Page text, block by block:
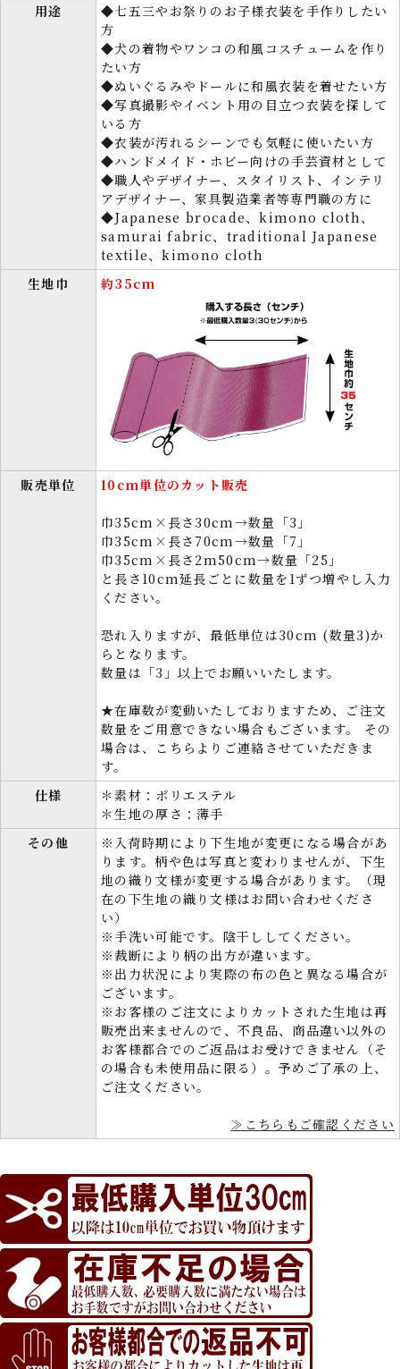
用途
◆七五三やお祭りのお子様衣装を手作りしたい
方
◆犬の着物やワンコの和風コスチュームを作り
たい方
◆ぬいぐるみやドールに和風衣装を着せたい方
◆写真撮影やイベント用の目立つ衣装を探して
いる方
◆衣装が汚れるシーンでも気軽に使いたい方
◆ハンドメイド・ホビー向けの手芸資材として
◆職人やデザイナー、スタイリスト、インテリ
アデザイナー、家具製造業者等専門職の方に
◆Japanese brocade、kimono cloth、
samurai fabric、traditional Japanese
textile、kimono cloth
生地巾
約35cm
販売単位 10cm単位のカット販売
巾35cm×長さ30cm→数量「3」
巾35cm×長さ70cm→数量「7」
巾35cm×長さ2m50cm→数量「25」
と長さ10cm延長ごとに数量を1ずつ増やし入力
ください。
恐れ入りますが、最低単位は30cm (数量3)か
らとなります。
数量は「3」以上でお願いいたします。
★在庫数が変動いたしておりますため、ご注文
数量をご用意できない場合もございます。 その
場合は、こちらよりご連絡させていただきま
す。
仕様
＊素材：ポリエステル
＊生地の厚さ：薄手
その他
※入荷時期により下生地が変更になる場合があ
ります。柄や色は写真と変わりませんが、下生
地の織り文様が変更する場合があります。（現
在の下生地の織り文様はお問い合わせくださ
い）
※手洗い可能です。陰干ししてください。
※裁断により柄の出方が違います。
※出力状況により実際の布の色と異なる場合が
ございます。
※お客様のご注文によりカットされた生地は再
販売出来ませんので、不良品、商品違い以外の
お客様都合でのご返品はお受けできません（そ
の場合も未使用品に限る）。予めご了承の上、
ご注文ください。
≫こちらもご確認ください